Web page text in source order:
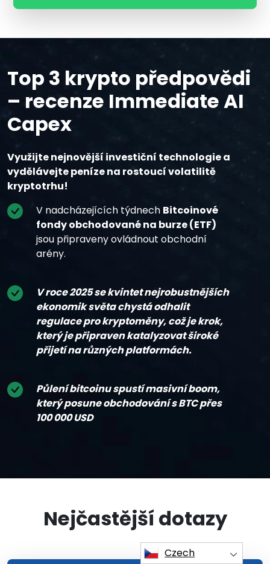
Top 3 krypto předpovědi
– recenze Immediate AI
Capex
Využijte nejnovější investiční technologie a
vydělávejte peníze na rostoucí volatilitě
kryptotrhu!
V nadcházejících týdnech Bitcoinové
fondy obchodované na burze (ETF)
jsou připraveny ovládnout obchodní
arény.
V roce 2025 se kvintet nejrobustnějších
ekonomik světa chystá odhalit
regulace pro kryptoměny, což je krok,
který je připraven katalyzovat široké
přijetí na různých platformách.
Půlení bitcoinu spustí masivní boom,
který posune obchodování s BTC přes
100 000 USD
Nejčastější dotazy
Czech